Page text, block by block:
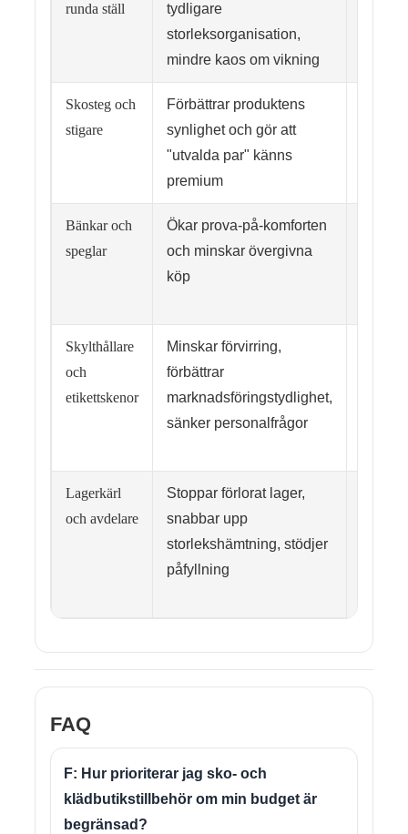
runda ställ
tydligare
storleksorganisation,
mindre kaos om vikning
Skosteg och
stigare
Förbättrar produktens
synlighet och gör att
"utvalda par" känns
premium
Bänkar och
speglar
Ökar prova-på-komforten
och minskar övergivna
köp
Skylthållare
och
etikettskenor
Minskar förvirring,
förbättrar
marknadsföringstydlighet,
sänker personalfrågor
Lagerkärl
och avdelare
Stoppar förlorat lager,
snabbar upp
storlekshämtning, stödjer
påfyllning
FAQ
F: Hur prioriterar jag sko- och
klädbutikstillbehör om min budget är
begränsad?